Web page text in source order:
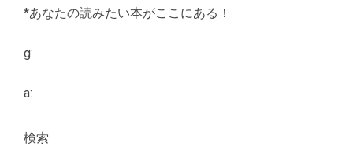
*あなたの読みたい本がここにある！
g:
a:
検索